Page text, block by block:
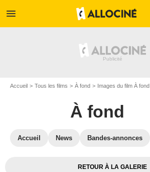
menu
Accueil Tous les films À fond Images du film À fond
À fond
Accueil News Bandes-annonces
RETOUR À LA GALERIE